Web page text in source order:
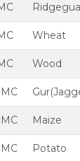
Wheat
Wood
Maize
Potato